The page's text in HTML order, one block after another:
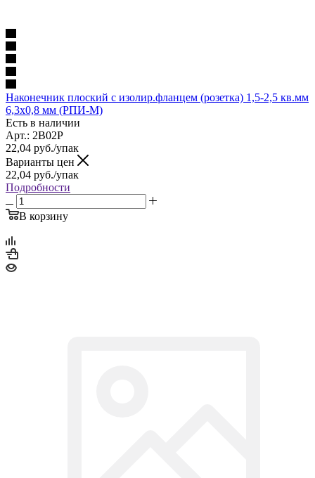
Наконечник плоский с изолир.фланцем (розетка) 1,5-2,5 кв.мм
6,3х0,8 мм (РПИ-М)
Есть в наличии
Арт.: 2B02P
22,04 руб./упак
Варианты цен
22,04 руб./упак
Подробности
В корзину